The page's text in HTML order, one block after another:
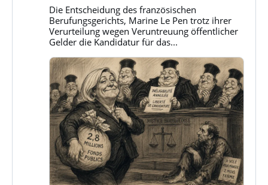
Bluesky
ansehen
Die Entscheidung des französischen
Berufungsgerichts, Marine Le Pen trotz ihrer
Verurteilung wegen Veruntreuung öffentlicher
Gelder die Kandidatur für das...